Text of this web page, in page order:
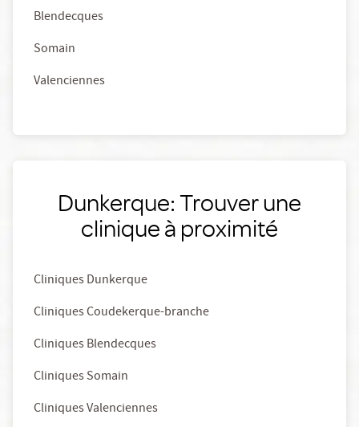
Blendecques
Somain
Valenciennes
Dunkerque: Trouver une
clinique à proximité
Cliniques Dunkerque
Cliniques Coudekerque-branche
Cliniques Blendecques
Cliniques Somain
Cliniques Valenciennes